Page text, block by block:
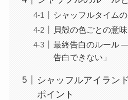
シャッフルタイム
貝殻の色ごとの意味
最終告白のルール
告白できない」
シャッフルアイラン
ポイント